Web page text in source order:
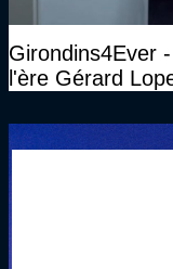
Girondins4Ever
l'ère Gérard